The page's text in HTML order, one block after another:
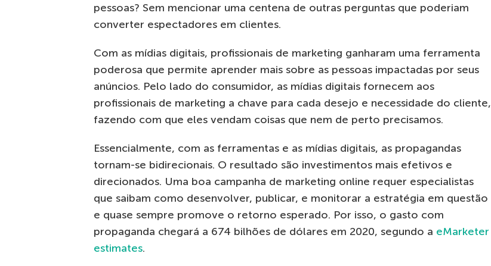
pessoas? Sem mencionar uma centena de outras perguntas que poderiam
converter espectadores em clientes.
Com as mídias digitais, profissionais de marketing ganharam uma ferramenta
poderosa que permite aprender mais sobre as pessoas impactadas por seus
anúncios. Pelo lado do consumidor, as mídias digitais fornecem aos
profissionais de marketing a chave para cada desejo e necessidade do cliente,
fazendo com que eles vendam coisas que nem de perto precisamos.
Essencialmente, com as ferramentas e as mídias digitais, as propagandas
tornam-se bidirecionais. O resultado são investimentos mais efetivos e
direcionados. Uma boa campanha de marketing online requer especialistas
que saibam como desenvolver, publicar, e monitorar a estratégia em questão
e quase sempre promove o retorno esperado. Por isso, o gasto com
propaganda chegará a 674 bilhões de dólares em 2020, segundo a eMarketer
estimates.